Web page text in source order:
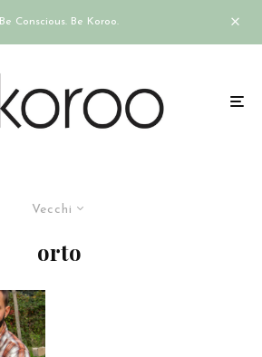
Be Conscious. Be Koroo.
Vecchi
orto